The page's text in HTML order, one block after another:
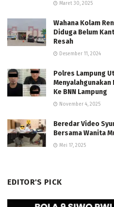
Maret 30, 2025
Wahana Kolam
Diduga Belum
Resah
Desember 11, 2024
Polres Lampung
Ke BNN Lampung
November 4, 2025
Beredar Video
Bersama Wanita
Mei 17, 2025
EDITOR'S PICK